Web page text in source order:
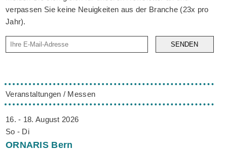
verpassen Sie keine Neuigkeiten aus der Branche (23x pro
Jahr).
SENDEN
Veranstaltungen / Messen
16. - 18. August 2026
So - Di
ORNARIS Bern